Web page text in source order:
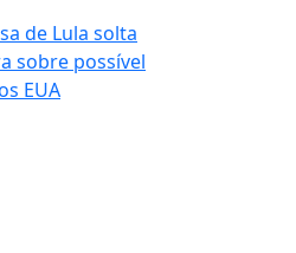
de Lula solta
sobre possível
EUA